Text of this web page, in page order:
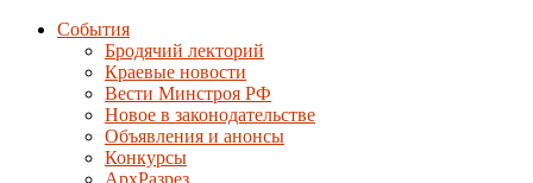
События
Бродячий лекторий
Краевые новости
Вести Минстроя РФ
Новое в законодательстве
Объявления и анонсы
Конкурсы
АрхРазрез